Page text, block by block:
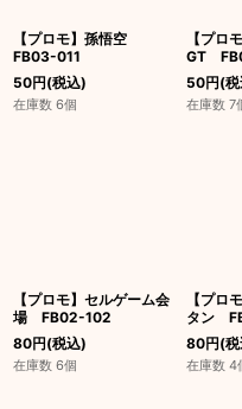
【プロモ】孫悟空
FB03-011
50円(税込)
在庫数 6個
【プロ
GT
50円(
在庫数 7
【プロモ】セルゲーム会
場 FB02-102
80円(税込)
在庫数 6個
【プロ
タン
80円(
在庫数 4